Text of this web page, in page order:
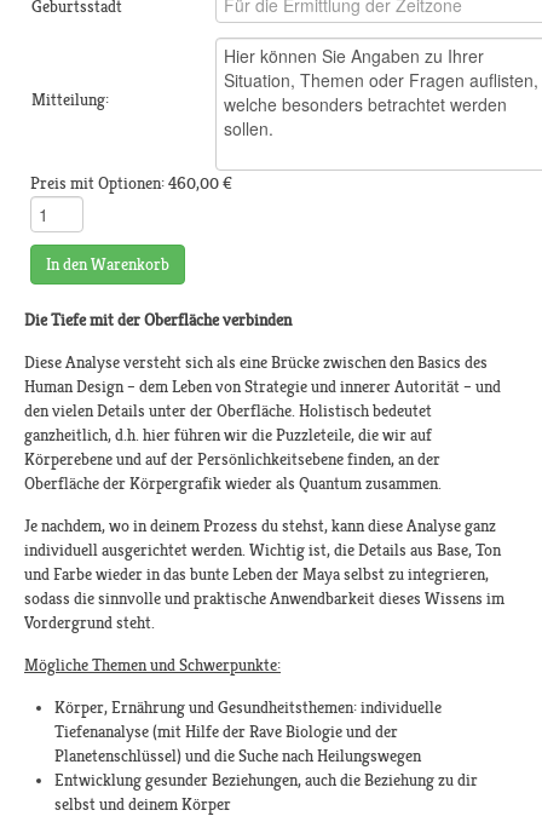
Geburtsstadt
Mitteilung:
Preis mit Optionen:460,00 €
In den Warenkorb
Die Tiefe mit der Oberfläche verbinden
Diese Analyse versteht sich als eine Brücke zwischen den Basics des
Human Design – dem Leben von Strategie und innerer Autorität – und
den vielen Details unter der Oberfläche. Holistisch bedeutet
ganzheitlich, d.h. hier führen wir die Puzzleteile, die wir auf
Körperebene und auf der Persönlichkeitsebene finden, an der
Oberfläche der Körpergrafik wieder als Quantum zusammen.
Je nachdem, wo in deinem Prozess du stehst, kann diese Analyse ganz
individuell ausgerichtet werden. Wichtig ist, die Details aus Base, Ton
und Farbe wieder in das bunte Leben der Maya selbst zu integrieren,
sodass die sinnvolle und praktische Anwendbarkeit dieses Wissens im
Vordergrund steht.
Mögliche Themen und Schwerpunkte:
Körper, Ernährung und Gesundheitsthemen: individuelle
Tiefenanalyse (mit Hilfe der Rave Biologie und der
Planetenschlüssel) und die Suche nach Heilungswegen
Entwicklung gesunder Beziehungen, auch die Beziehung zu dir
selbst und deinem Körper